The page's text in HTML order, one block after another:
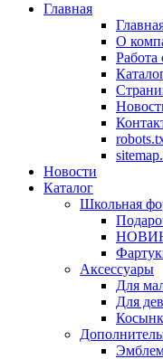
Главная
О
Работа
Новости
Каталог
Школьная
Аксессуары
Для
Для